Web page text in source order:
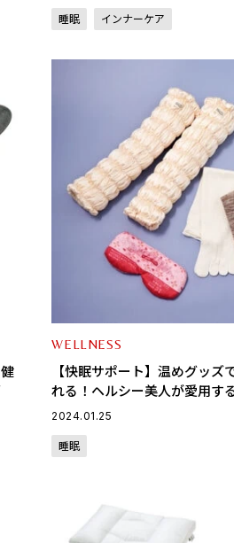
睡眠 インナーケア
WELLNESS
【快眠サポート】温めグッズ
れる！ヘルシー美人が愛用す
イテム
2024.01.25
睡眠